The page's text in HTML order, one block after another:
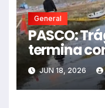
General
PASCO:
termina
sin vida en
JUN 18, 2026